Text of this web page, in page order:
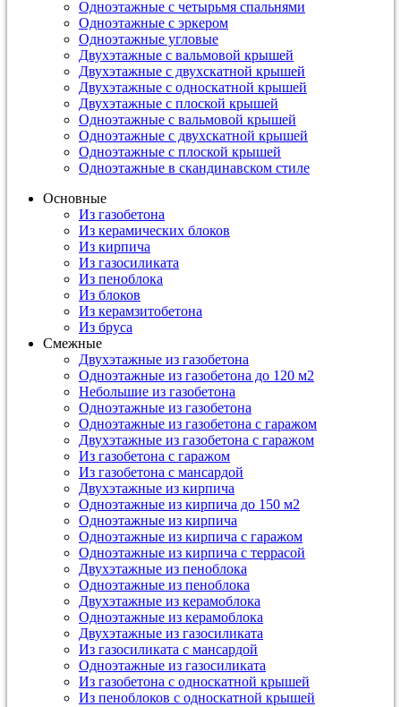
Одноэтажные с четырьмя спальнями
Одноэтажные с эркером
Одноэтажные угловые
Двухэтажные с вальмовой крышей
Двухэтажные с двухскатной крышей
Двухэтажные с односкатной крышей
Двухэтажные с плоской крышей
Одноэтажные с вальмовой крышей
Одноэтажные с двухскатной крышей
Одноэтажные с плоской крышей
Одноэтажные в скандинавском стиле
Основные
Из газобетона
Из керамических блоков
Из кирпича
Из газосиликата
Из пеноблока
Из блоков
Из керамзитобетона
Из бруса
Смежные
Двухэтажные из газобетона
Одноэтажные из газобетона до 120 м2
Небольшие из газобетона
Одноэтажные из газобетона
Одноэтажные из газобетона с гаражом
Двухэтажные из газобетона с гаражом
Из газобетона с гаражом
Из газобетона с мансардой
Двухэтажные из кирпича
Одноэтажные из кирпича до 150 м2
Одноэтажные из кирпича
Одноэтажные из кирпича с гаражом
Одноэтажные из кирпича с террасой
Двухэтажные из пеноблока
Одноэтажные из пеноблока
Двухэтажные из керамоблока
Одноэтажные из керамоблока
Двухэтажные из газосиликата
Из газосиликата с мансардой
Одноэтажные из газосиликата
Из газобетона с односкатной крышей
Из пеноблоков с односкатной крышей